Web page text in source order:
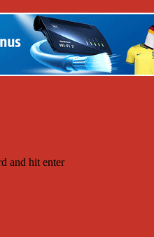
on Twitter Subscribe to RSS
and hit enter